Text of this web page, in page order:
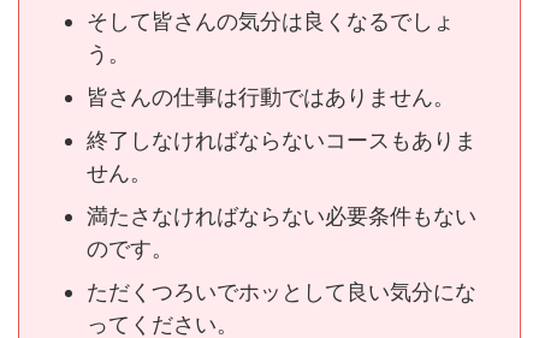
そして皆さんの気分は良くなるでしょ
う。
皆さんの仕事は行動ではありません。
終了しなければならないコースもありま
せん。
満たさなければならない必要条件もない
のです。
ただくつろいでホッとして良い気分にな
ってください。